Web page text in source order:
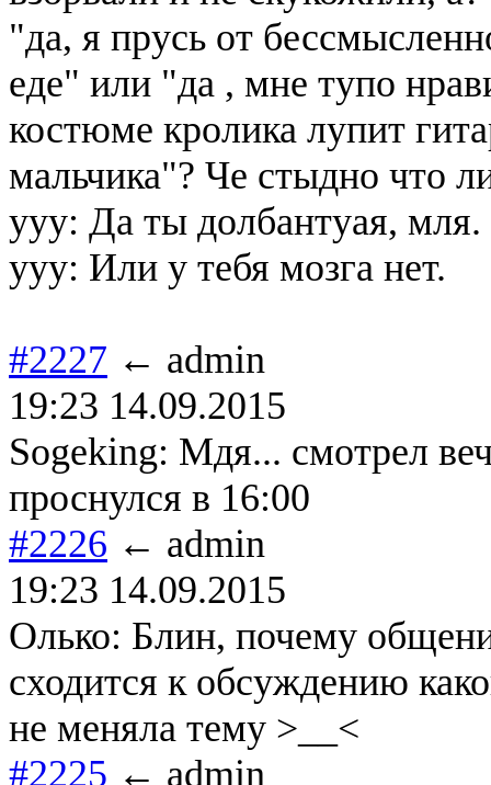
"да, я прусь от
еде" или "да , мне тупо
костюме кролика лупит
мальчика"? Че стыдно что
yyy: Да ты долбантуая, мля.
yyy: Или у тебя мозга нет.
#2227 ← admin
19:23 14.09.2015
Sogeking: Мдя... смотрел
проснулся в 16:00
#2226 ← admin
19:23 14.09.2015
Олько: Блин, почему
сходится к обсуждению
не меняла тему >__<
#2225 ← admin